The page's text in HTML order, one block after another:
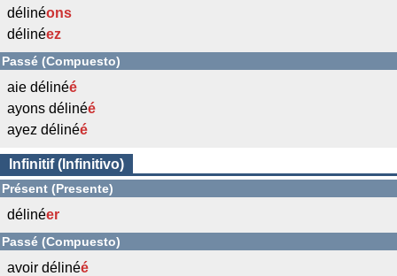
délinéons
délinéez
Passé (Compuesto)
aie délinéé
ayons délinéé
ayez délinéé
Infinitif (Infinitivo)
Présent (Presente)
délinéer
Passé (Compuesto)
avoir délinéé